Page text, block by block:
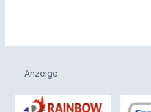
Anzeige